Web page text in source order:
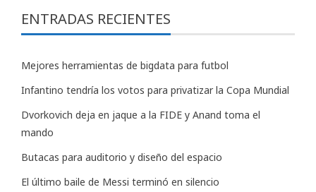
ENTRADAS RECIENTES
Mejores herramientas de bigdata para futbol
Infantino tendría los votos para privatizar la Copa Mundial
Dvorkovich deja en jaque a la FIDE y Anand toma el
mando
Butacas para auditorio y diseño del espacio
El último baile de Messi terminó en silencio